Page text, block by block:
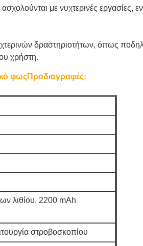
με νυχτερινές εργασίες,
δραστηριοτήτων, όπως
χρήστη.
φωςΠροδιαγραφές:
λιθίου, 2200 mAh
στροβοσκοπίου